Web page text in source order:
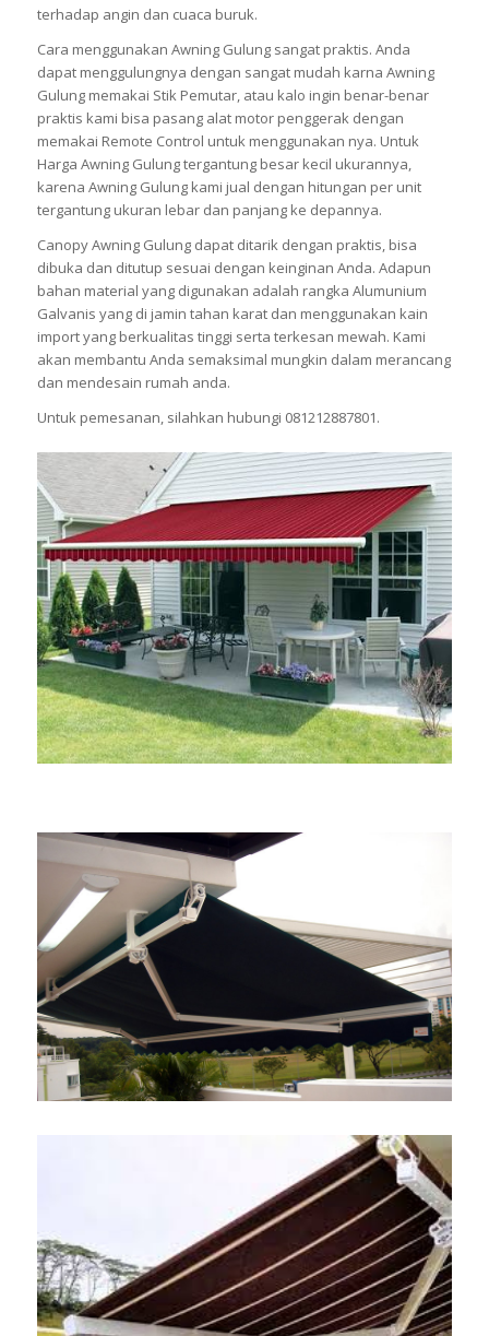
terhadap angin dan cuaca buruk.
Cara menggunakan Awning Gulung sangat praktis. Anda
dapat menggulungnya dengan sangat mudah karna Awning
Gulung memakai Stik Pemutar, atau kalo ingin benar-benar
praktis kami bisa pasang alat motor penggerak dengan
memakai Remote Control untuk menggunakan nya. Untuk
Harga Awning Gulung tergantung besar kecil ukurannya,
karena Awning Gulung kami jual dengan hitungan per unit
tergantung ukuran lebar dan panjang ke depannya.
Canopy Awning Gulung dapat ditarik dengan praktis, bisa
dibuka dan ditutup sesuai dengan keinginan Anda. Adapun
bahan material yang digunakan adalah rangka Alumunium
Galvanis yang di jamin tahan karat dan menggunakan kain
import yang berkualitas tinggi serta terkesan mewah. Kami
akan membantu Anda semaksimal mungkin dalam merancang
dan mendesain rumah anda.
Untuk pemesanan, silahkan hubungi 081212887801.